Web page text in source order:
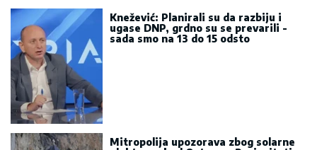
Knežević: Planirali su da razbiju i
ugase DNP, grdno su se prevarili -
sada smo na 13 do 15 odsto
Mitropolija upozorava zbog solarne